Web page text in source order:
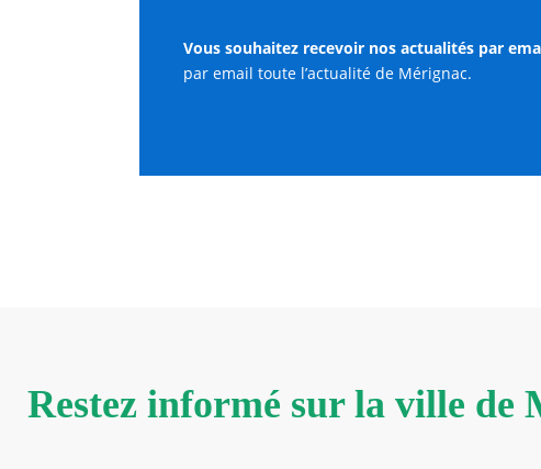
Vous souhaitez recevoir nos actualités par
par email toute l’actualité de Mérignac.
Restez informé sur la ville de